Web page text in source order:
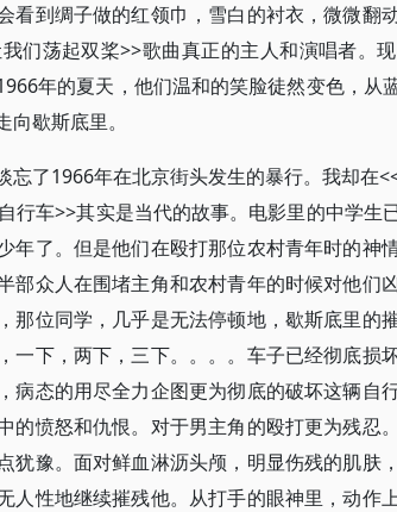
看到绸子做的红领巾，雪白的衬衣，微微翻
们荡起双桨>>歌曲真正的主人和演唱者。
年的夏天，他们温和的笑脸徒然变色，从
歇斯底里。
忘了1966年在北京街头发生的暴行。我却在
行车>>其实是当代的故事。电影里的中学生
年了。但是他们在殴打那位农村青年时的神
部众人在围堵主角和农村青年的时候对他们
那位同学，几乎是无法停顿地，歇斯底里的
一下，两下，三下。。。。车子已经彻底损
病态的用尽全力企图更为彻底的破坏这辆自
的愤怒和仇恨。对于男主角的殴打更为残忍
犹豫。面对鲜血淋沥头颅，明显伤残的肌肤
人性地继续摧残他。从打手的眼神里，动作